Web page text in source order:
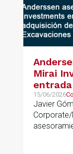
Mirai
vasca
15/06/2026
Javier
Corporate/